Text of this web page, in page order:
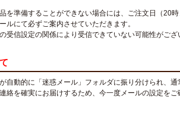
を準備することができない場合には、ご注文日（20
ルにて必ずご案内させていただきます。
受信設定の関係により受信できていない可能性がご
自動的に「迷惑メール」フォルダに振り分けられ、
絡を確実にお届けするため、今一度メールの設定を